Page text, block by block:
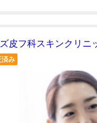
皮フ科スキンクリニ
済み